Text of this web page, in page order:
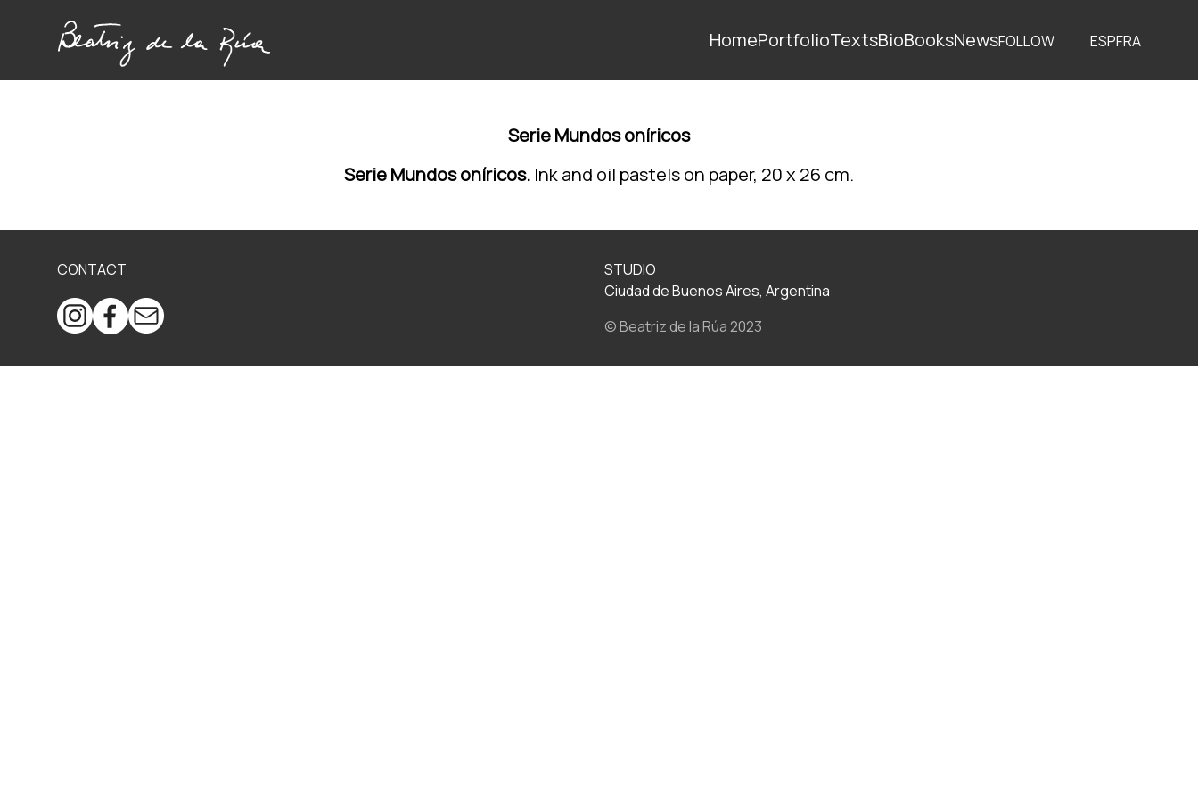
HomePortfolioTextsBioBooksNewsFOLLOW ESPFRA
Serie Mundos oníricos
Serie Mundos oníricos. Ink and oil pastels on paper, 20 x 26 cm.
CONTACT
STUDIO
Ciudad de Buenos Aires, Argentina
© Beatriz de la Rúa 2023